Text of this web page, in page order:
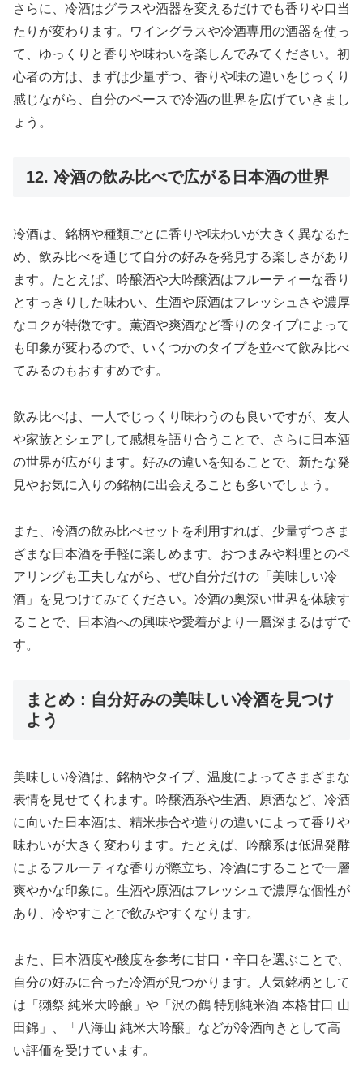
さらに、冷酒はグラスや酒器を変えるだけでも香りや口当
たりが変わります。ワイングラスや冷酒専用の酒器を使っ
て、ゆっくりと香りや味わいを楽しんでみてください。初
心者の方は、まずは少量ずつ、香りや味の違いをじっくり
感じながら、自分のペースで冷酒の世界を広げていきまし
ょう。
12. 冷酒の飲み比べで広がる日本酒の世界
冷酒は、銘柄や種類ごとに香りや味わいが大きく異なるた
め、飲み比べを通じて自分の好みを発見する楽しさがあり
ます。たとえば、吟醸酒や大吟醸酒はフルーティーな香り
とすっきりした味わい、生酒や原酒はフレッシュさや濃厚
なコクが特徴です。薫酒や爽酒など香りのタイプによって
も印象が変わるので、いくつかのタイプを並べて飲み比べ
てみるのもおすすめです。
飲み比べは、一人でじっくり味わうのも良いですが、友人
や家族とシェアして感想を語り合うことで、さらに日本酒
の世界が広がります。好みの違いを知ることで、新たな発
見やお気に入りの銘柄に出会えることも多いでしょう。
また、冷酒の飲み比べセットを利用すれば、少量ずつさま
ざまな日本酒を手軽に楽しめます。おつまみや料理とのペ
アリングも工夫しながら、ぜひ自分だけの「美味しい冷
酒」を見つけてみてください。冷酒の奥深い世界を体験す
ることで、日本酒への興味や愛着がより一層深まるはずで
す。
まとめ：自分好みの美味しい冷酒を見つけ
よう
美味しい冷酒は、銘柄やタイプ、温度によってさまざまな
表情を見せてくれます。吟醸酒系や生酒、原酒など、冷酒
に向いた日本酒は、精米歩合や造りの違いによって香りや
味わいが大きく変わります。たとえば、吟醸系は低温発酵
によるフルーティな香りが際立ち、冷酒にすることで一層
爽やかな印象に。生酒や原酒はフレッシュで濃厚な個性が
あり、冷やすことで飲みやすくなります。
また、日本酒度や酸度を参考に甘口・辛口を選ぶことで、
自分の好みに合った冷酒が見つかります。人気銘柄として
は「獺祭 純米大吟醸」や「沢の鶴 特別純米酒 本格甘口 山
田錦」、「八海山 純米大吟醸」などが冷酒向きとして高
い評価を受けています。